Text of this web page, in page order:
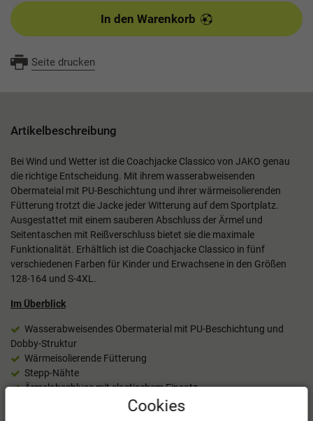
In den Warenkorb
Seite drucken
Artikelbeschreibung
Bei Wind und Wetter ist die Coachjacke Classico von JAKO genau
die richtige Entscheidung. Mit ihrem wasserabweisenden
Obermateial mit PU-Beschichtung und ihrer wärmeisolierenden
Fütterung trotzt die Jacke jeder Witterung auf dem Sportplatz.
Ausgestattet mit einem sauberen Abschluss der Ärmel und
Seitentaschen mit Reißverschluss bietet sie die maximale
Funktionalität. Erhältlich ist die Coachjacke Classico in fünf
verschiedenen Farben für Kinder und Erwachsene in den Größen
128-164 und S-4XL.
Im Überblick
Wasserabweisendes Obermaterial mit PU-Beschichtung und
Dobby-Struktur
Wärmeisolierende Fütterung
Stepp-Nähte
Ärmelabschluss mit elastischem Einsatz
Seitentaschen mit Reißverschluss
Cookies